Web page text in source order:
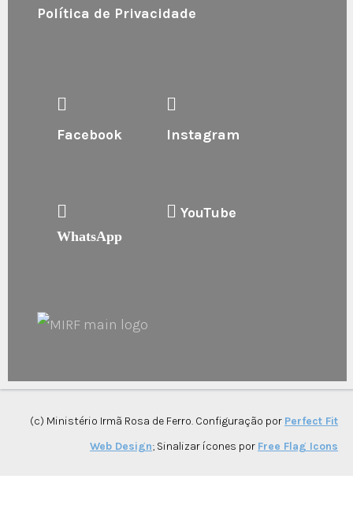
Política de Privacidade
Facebook Instagram
WhatsApp
YouTube
(c) Ministério Irmã Rosa de Ferro. Configuração por Perfect Fit
Web Design; Sinalizar ícones por Free Flag Icons